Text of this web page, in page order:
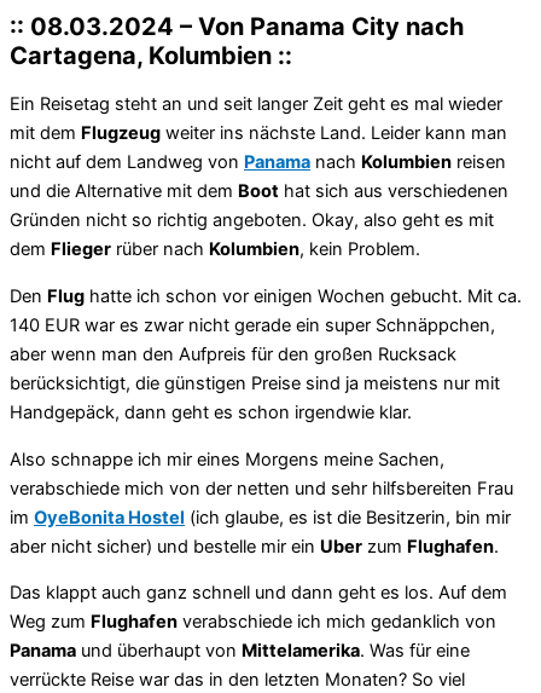
:: 08.03.2024 – Von Panama City nach
Cartagena, Kolumbien ::
Ein Reisetag steht an und seit langer Zeit geht es mal wieder
mit dem Flugzeug weiter ins nächste Land. Leider kann man
nicht auf dem Landweg von Panama nach Kolumbien reisen
und die Alternative mit dem Boot hat sich aus verschiedenen
Gründen nicht so richtig angeboten. Okay, also geht es mit
dem Flieger rüber nach Kolumbien, kein Problem.
Den Flug hatte ich schon vor einigen Wochen gebucht. Mit ca.
140 EUR war es zwar nicht gerade ein super Schnäppchen,
aber wenn man den Aufpreis für den großen Rucksack
berücksichtigt, die günstigen Preise sind ja meistens nur mit
Handgepäck, dann geht es schon irgendwie klar.
Also schnappe ich mir eines Morgens meine Sachen,
verabschiede mich von der netten und sehr hilfsbereiten Frau
im OyeBonita Hostel (ich glaube, es ist die Besitzerin, bin mir
aber nicht sicher) und bestelle mir ein Uber zum Flughafen.
Das klappt auch ganz schnell und dann geht es los. Auf dem
Weg zum Flughafen verabschiede ich mich gedanklich von
Panama und überhaupt von Mittelamerika. Was für eine
verrückte Reise war das in den letzten Monaten? So viel